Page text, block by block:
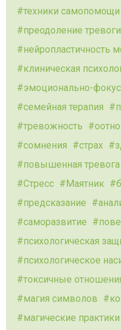
техники самопомощи
преодоление тревоги
нейропластичность
клиническая
эмоционально-
семейная терапия
тревожность
сомнения
страх
повышенная тревога
Стресс
Маятник
предсказание
саморазвитие
психологическая
психологическое
токсичные
магия символов
магические практики